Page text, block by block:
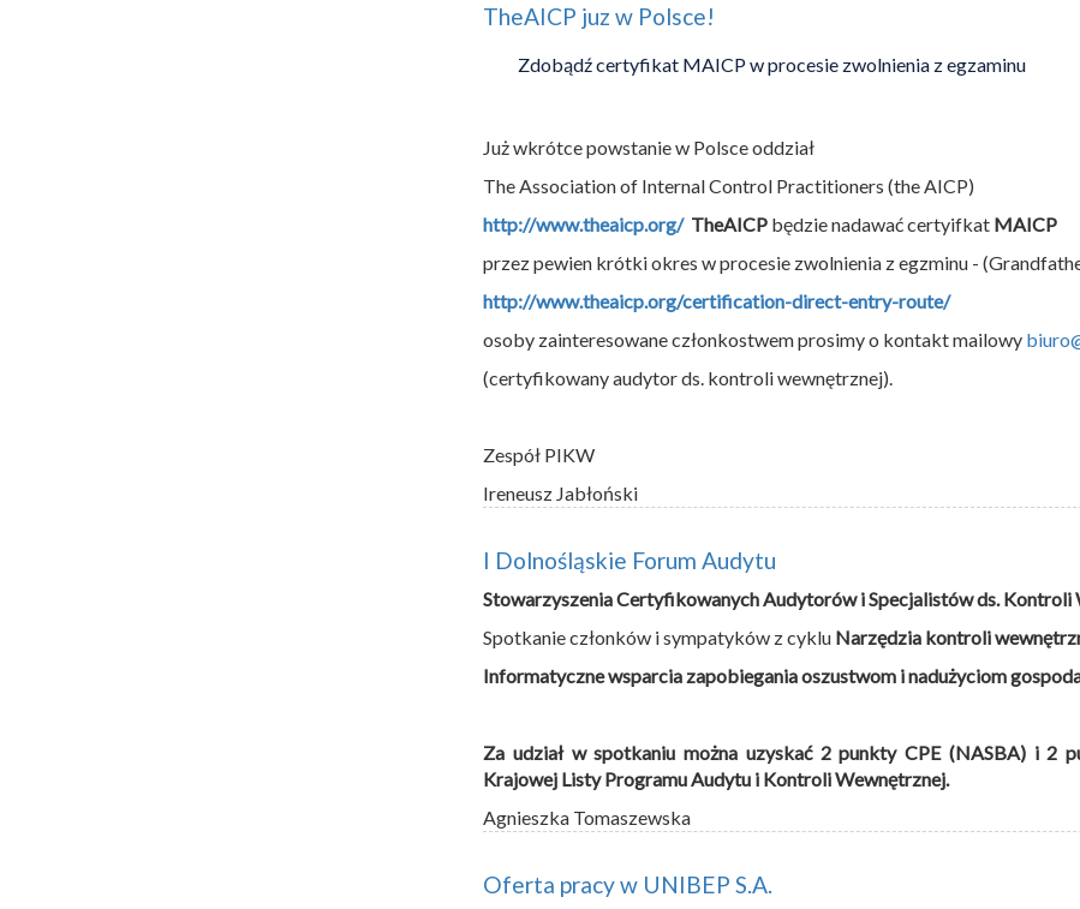
TheAICP juz w Polsce!
Zdobądź certyfikat MAICP w procesie zwolnienia z egzaminu
Już wkrótce powstanie w Polsce oddział
The Association of Internal Control Practitioners (the AICP)
http://www.theaicp.org/ TheAICP będzie nadawać certyifkat MAICP
przez pewien krótki okres w procesie zwolnienia z egzminu -
http://www.theaicp.org/certification-direct-entry-route/
osoby zainteresowane członkostwem prosimy o kontakt mailowy
(certyfikowany audytor ds. kontroli wewnętrznej).
Zespół PIKW
Ireneusz Jabłoński
I Dolnośląskie Forum Audytu
Stowarzyszenia Certyfikowanych Audytorów i Specjalistów ds. Kontroli
Spotkanie członków i sympatyków z cyklu Narzędzia kontroli
Informatyczne wsparcia zapobiegania oszustwom i nadużyciom
Za udział w spotkaniu można uzyskać 2 punkty CPE (NASBA) i 2
Krajowej Listy Programu Audytu i Kontroli Wewnętrznej.
Agnieszka Tomaszewska
Oferta pracy w UNIBEP S.A.